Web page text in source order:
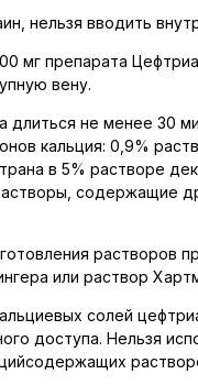
нельзя вводить
мг препарата
вену.
длиться не менее 30
кальция: 0,9%
в 5% растворе
содержащие
или раствор
солей
доступа. Нельзя